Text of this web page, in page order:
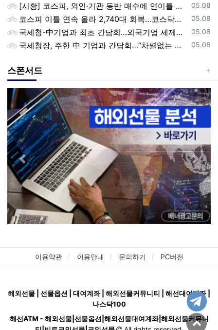
등록일
05.08
[시황] 코스피, 외인·기관 동반 매수에 연이틀 상승…2745.05 마감
등록일
05.08
코스피 이틀 연속 올라 2,740대 회복…코스닥은 강보합(종합)
등록일
05.08
국세청-中기업과 최초 간담회…외국기업 세제혜택 등 논의
등록일
05.08
국세청장, 주한 中 기업과 간담회…“차별없는 공정과세 약속”
스폰서드
Previous Next
이용약관 이용안내 문의하기 PC버전
해외선물 | 선물옵션 | 대여계좌 | 해외선물커뮤니티 | 해선대여계좌 |
나스닥100
해선ATM - 해외선물|선물옵션|해외선물대여계좌|해외선물커뮤니